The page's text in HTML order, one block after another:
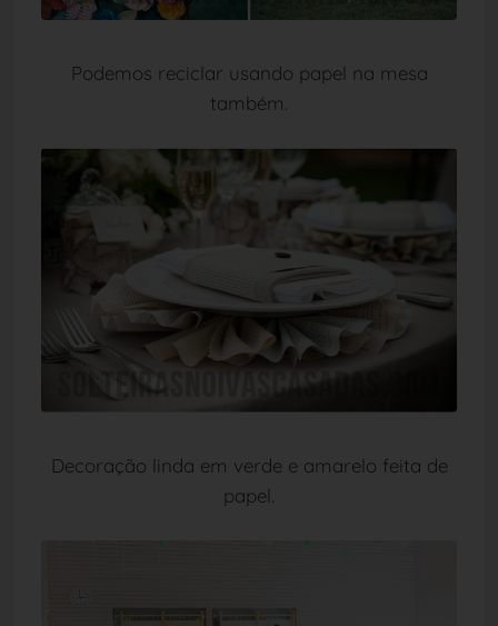
Podemos reciclar usando papel na mesa
também.
Decoração linda em verde e amarelo feita de
papel.